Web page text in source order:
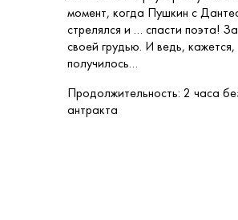
момент, когда Пушкин с
стрелялся и … спасти поэта!
своей грудью. И ведь, кажется,
получилось…
Продолжительность: 2 часа
антракта